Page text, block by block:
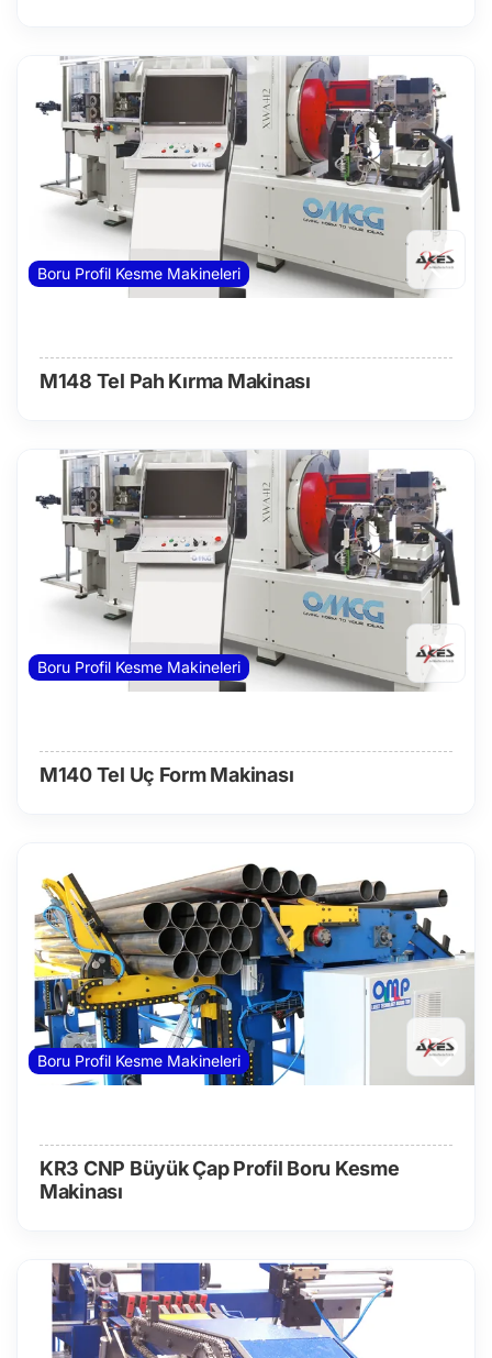
Boru Profil Kesme Makineleri
M148 Tel Pah Kırma Makinası
Boru Profil Kesme Makineleri
M140 Tel Uç Form Makinası
Boru Profil Kesme Makineleri
KR3 CNP Büyük Çap Profil Boru Kesme
Makinası